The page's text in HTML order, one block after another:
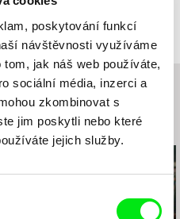
poskytování funkcí
návštěvnosti využíváme
jak náš web používáte,
sociální média, inzerci a
zkombinovat s
jim poskytli nebo které
jejich služby.
www.afm.sk/
4
28
1
949 110
105 220